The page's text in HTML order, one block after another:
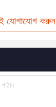
যোগাযোগ করুন